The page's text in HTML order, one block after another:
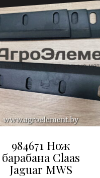
984671 Нож
барабана Claas
Jaguar MWS